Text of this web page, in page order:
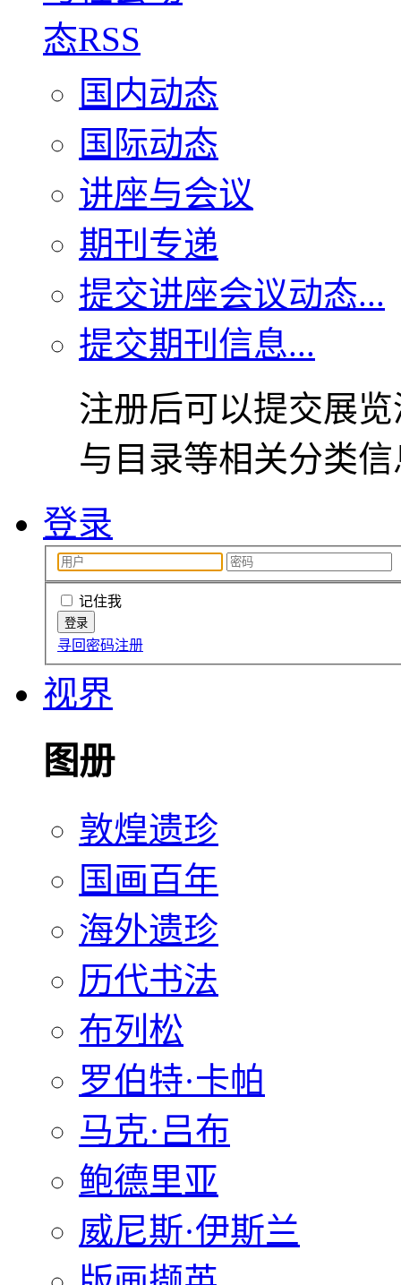
国内动态
国际动态
讲座与会议
期刊专递
提交讲座会议动态...
提交期刊信息...
注册后可以提交展
与目录等相关分类
登录
记住我
寻回密码注册
视界
图册
敦煌遗珍
国画百年
海外遗珍
历代书法
布列松
罗伯特·卡帕
马克·吕布
鲍德里亚
威尼斯·伊斯兰